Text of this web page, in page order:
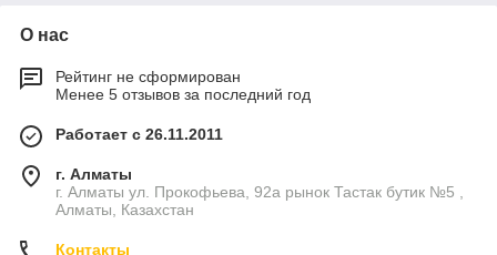
О нас
Рейтинг не сформирован
Менее 5 отзывов за последний год
Работает с 26.11.2011
г. Алматы
г. Алматы ул. Прокофьева, 92а рынок Тастак бутик №5 ,
Алматы, Казахстан
Контакты